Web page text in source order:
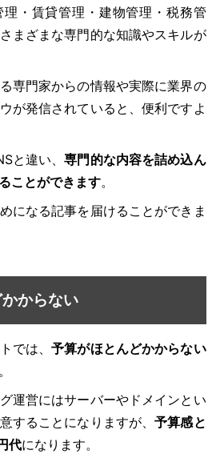
・賃貸管理・建物管理・税務管
まざまな専門的な知識やスキルが
専門家からの情報や実際に業界の
が発信されていると、便利ですよ
と違い、専門的な内容を詰め込ん
ことができます。
になる記事を届けることができま
からない
では、予算がほとんどかからない
運営にはサーバーやドメインとい
することになりますが、予算感と
代になります。